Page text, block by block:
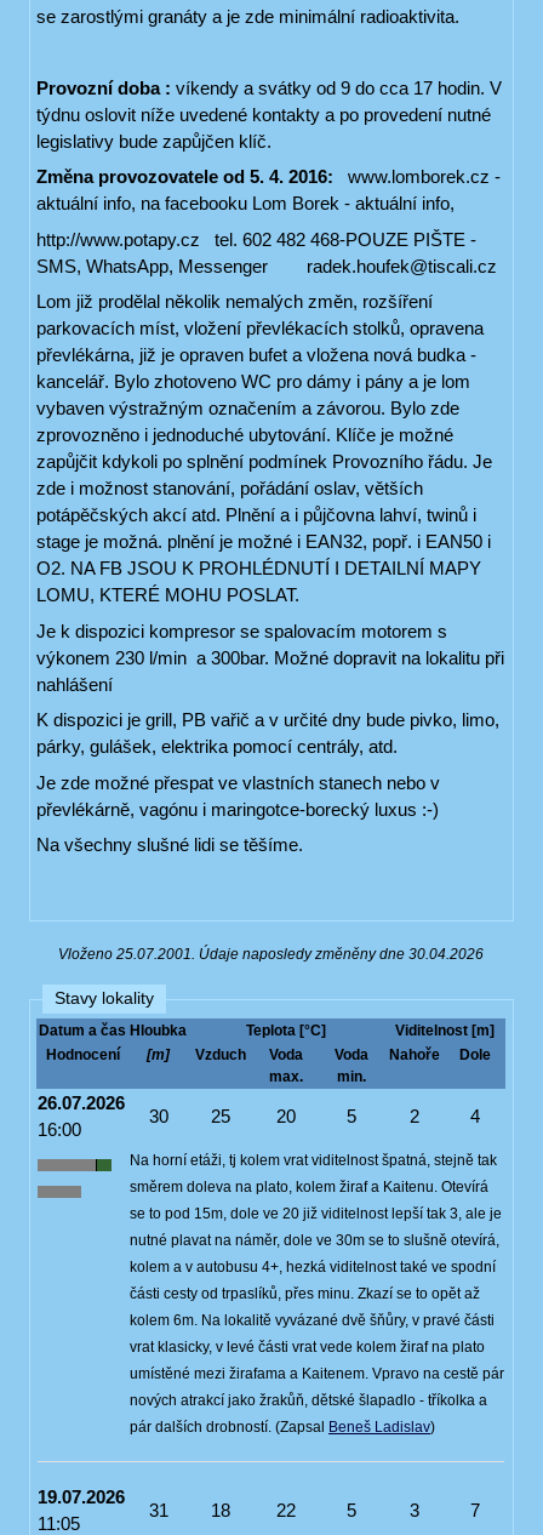
se zarostlými granáty a je zde minimální radioaktivita.
Provozní doba : víkendy a svátky od 9 do cca 17 hodin. V
týdnu oslovit níže uvedené kontakty a po provedení nutné
legislativy bude zapůjčen klíč.
Změna provozovatele od 5. 4. 2016: www.lomborek.cz -
aktuální info, na facebooku Lom Borek - aktuální info,
http://www.potapy.cz tel. 602 482 468-POUZE PIŠTE -
SMS, WhatsApp, Messenger radek.houfek@tiscali.cz
Lom již prodělal několik nemalých změn, rozšíření
parkovacích míst, vložení převlékacích stolků, opravena
převlékárna, již je opraven bufet a vložena nová budka -
kancelář. Bylo zhotoveno WC pro dámy i pány a je lom
vybaven výstražným označením a závorou. Bylo zde
zprovozněno i jednoduché ubytování. Klíče je možné
zapůjčit kdykoli po splnění podmínek Provozního řádu. Je
zde i možnost stanování, pořádání oslav, větších
potápěčských akcí atd. Plnění a i půjčovna lahví, twinů i
stage je možná. plnění je možné i EAN32, popř. i EAN50 i
O2. NA FB JSOU K PROHLÉDNUTÍ I DETAILNÍ MAPY
LOMU, KTERÉ MOHU POSLAT.
Je k dispozici kompresor se spalovacím motorem s
výkonem 230 l/min a 300bar. Možné dopravit na lokalitu při
nahlášení
K dispozici je grill, PB vařič a v určité dny bude pivko, limo,
párky, gulášek, elektrika pomocí centrály, atd.
Je zde možné přespat ve vlastních stanech nebo v
převlékárně, vagónu i maringotce-borecký luxus :-)
Na všechny slušné lidi se těšíme.
Vloženo 25.07.2001. Údaje naposledy změněny dne 30.04.2026
Stavy lokality
Datum a čas Hloubka Teplota [°C]
Viditelnost [m]
Hodnocení
[m] Vzduch
Voda
max.
Voda
min.
Nahoře Dole
26.07.2026
16:00
30 25 20 5 2 4
Na horní etáži, tj kolem vrat viditelnost špatná, stejně tak
směrem doleva na plato, kolem žiraf a Kaitenu. Otevírá
se to pod 15m, dole ve 20 již viditelnost lepší tak 3, ale je
nutné plavat na náměr, dole ve 30m se to slušně otevírá,
kolem a v autobusu 4+, hezká viditelnost také ve spodní
části cesty od trpaslíků, přes minu. Zkazí se to opět až
kolem 6m. Na lokalitě vyvázané dvě šňůry, v pravé části
vrat klasicky, v levé části vrat vede kolem žiraf na plato
umístěné mezi žirafama a Kaitenem. Vpravo na cestě pár
nových atrakcí jako žrakůň, dětské šlapadlo - tříkolka a
pár dalších drobností. (Zapsal Beneš Ladislav)
19.07.2026
11:05
31 18 22 5 3 7